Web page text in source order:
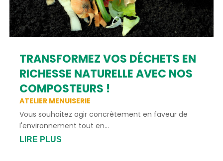
TRANSFORMEZ VOS DÉCHETS EN
RICHESSE NATURELLE AVEC NOS
COMPOSTEURS !
ATELIER MENUISERIE
Vous souhaitez agir concrètement en faveur de
l'environnement tout en...
LIRE PLUS